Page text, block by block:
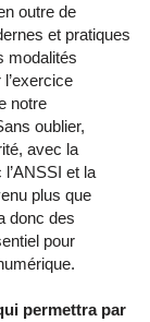
outre de
et pratiques
modalités
notre
oublier,
avec la
et la
plus que
donc des
pour
permettra par